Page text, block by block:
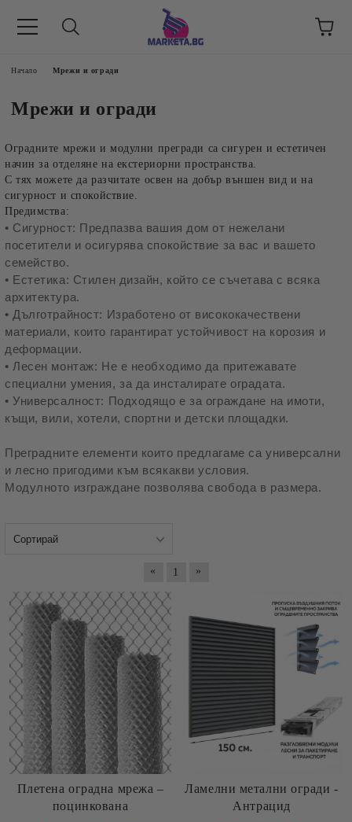
8 -17 ч/
Начало Мрежи и огради
Мрежи и огради
Оградните мрежи и модулни прегради са сигурен и естетичен
начин за отделяне на екстериорни пространства.
С тях можете да разчитате освен на добър външен вид и на
сигурност и спокойствие.
Предимства:
• Сигурност: Предпазва вашия дом от нежелани
посетители и осигурява спокойствие за вас и вашето
семейство.
• Естетика: Стилен дизайн, който се съчетава с всяка
архитектура.
• Дълготрайност: Изработено от висококачествени
материали, които гарантират устойчивост на корозия и
деформации.
• Лесен монтаж: Не е необходимо да притежавате
специални умения, за да инсталирате оградата.
• Универсалност: Подходящо е за ограждане на имоти,
къщи, вили, хотели, спортни и детски площадки.
Преградните елементи които предлагаме са универсални
и лесно пригодими към всякакви условия.
Модулното изграждане позволява свобода в размера.
« 1 »
Плетена оградна мрежа –
поцинкована
Ламелни метални огради -
Антрацид